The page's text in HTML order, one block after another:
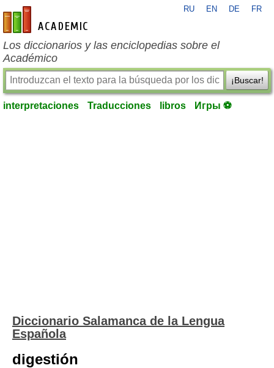
es-academic.com
RU EN DE FR
Los diccionarios y las enciclopedias sobre el
Académico
¡Buscar!
interpretaciones Traducciones libros Игры ⚽
Diccionario Salamanca de la Lengua
Española
digestión